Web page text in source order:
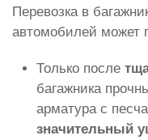
Перевозка в
автомобилей может
Только после
багажника
арматура с
значительный